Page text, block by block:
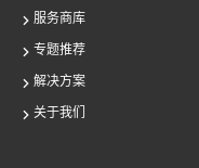
服务商库
专题推荐
解决方案
关于我们